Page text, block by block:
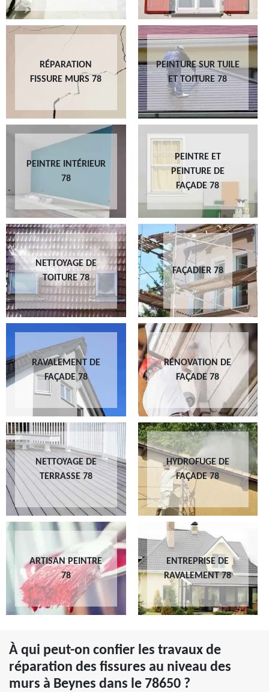
RÉPARATION
FISSURE MURS 78
PEINTURE SUR TUILE
ET TOITURE 78
PEINTRE INTÉRIEUR
78
PEINTRE ET
PEINTURE DE
FAÇADE 78
NETTOYAGE DE
TOITURE 78
FAÇADIER 78
RAVALEMENT DE
FAÇADE 78
RÉNOVATION DE
FAÇADE 78
NETTOYAGE DE
TERRASSE 78
HYDROFUGE DE
FAÇADE 78
ARTISAN PEINTRE
78
ENTREPRISE DE
RAVALEMENT 78
À qui peut-on confier les travaux de
réparation des fissures au niveau des
murs à Beynes dans le 78650 ?